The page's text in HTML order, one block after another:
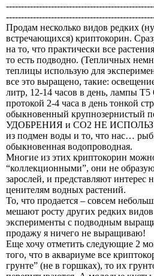
Продам несколько видов редких
встречающихся) криптокорин.
на то, что практически все
то есть подводно. (Тепличных
теплицы использую для
все это выращено, такие:
литр, 12-14 часов в день, лампы
протокой 2-4 часа в день тонкой
обыкновенный крупнозернистый
УДОБРЕНИЯ и СО2 НЕ
из подмен воды и то, что нас…
обыкновенная водопроводная.
Многие из этих криптокорин
“коллекционными”, они не
зарослей, и представляют
ценителям водных растений.
То, что продается – совсем
мешают росту других редких
эксперименты с подводным
продажу я ничего не выращиваю!
Еще хочу отметить следующие 2
того, что в аквариуме все
грунте” (не в горшках), то их